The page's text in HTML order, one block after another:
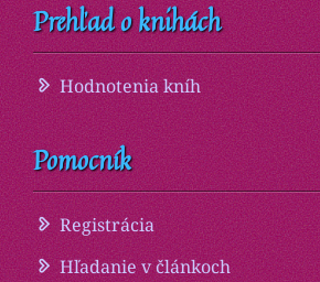
Prehľad o knihách
Hodnotenia kníh
Pomocník
Registrácia
Hľadanie v článkoch